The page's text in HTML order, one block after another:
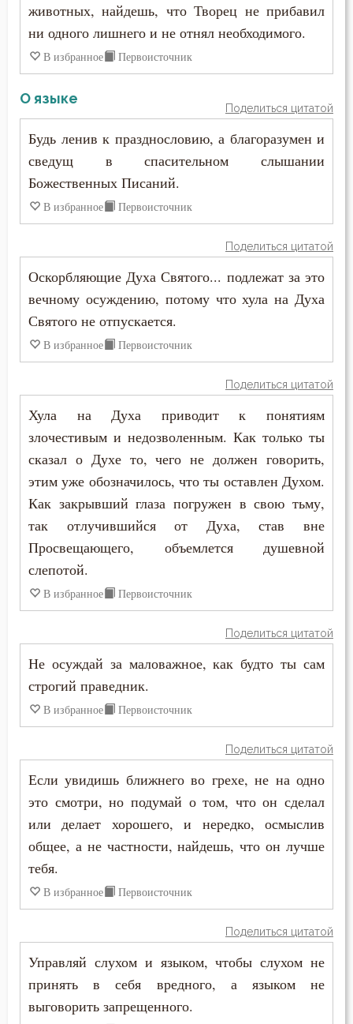
Надежда
Наказание
Наслаждение
Начальство
Ненависть
Обличение
Одежда
Осуждение
Память
Печаль
Плач
Подвиг
Подвижничество
Покаяние
Поклон
Помощь Божия
Пост
Феодор Эдесский
Феодорит Кирский
Феофан Затворник
Феофилакт Болгарский
Филарет Московский (Дроздов)
Филофей Синайский
животных, найдешь, что Творец не прибавил
ни одного лишнего и не отнял необходимого.
В избранное Первоисточник
О языке
Поделиться цитатой
Будь ленив к празднословию, а благоразумен и
сведущ в спасительном слышании
Божественных Писаний.
В избранное Первоисточник
Поделиться цитатой
Оскорбляющие Духа Святого... подлежат за это
вечному осуждению, потому что хула на Духа
Святого не отпускается.
В избранное Первоисточник
Поделиться цитатой
Хула на Духа приводит к понятиям
злочестивым и недозволенным. Как только ты
сказал о Духе то, чего не должен говорить,
этим уже обозначилось, что ты оставлен Духом.
Как закрывший глаза погружен в свою тьму,
так отлучившийся от Духа, став вне
Просвещающего, объемлется душевной
слепотой.
В избранное Первоисточник
Поделиться цитатой
Не осуждай за маловажное, как будто ты сам
строгий праведник.
В избранное Первоисточник
Поделиться цитатой
Если увидишь ближнего во грехе, не на одно
это смотри, но подумай о том, что он сделал
или делает хорошего, и нередко, осмыслив
общее, а не частности, найдешь, что он лучше
тебя.
В избранное Первоисточник
Поделиться цитатой
Управляй слухом и языком, чтобы слухом не
принять в себя вредного, а языком не
выговорить запрещенного.